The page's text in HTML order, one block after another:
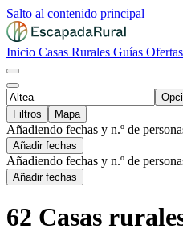
Salto al contenido principal
Inicio Casas Rurales Guías Ofertas
Filtros
Mapa
Añadiendo fechas y n.º de
Añadir fechas
Añadiendo fechas y n.º de
Añadir fechas
62 Casas